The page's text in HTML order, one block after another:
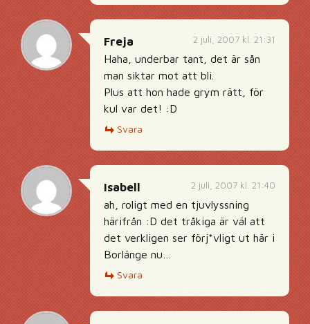
2 juli, 2007 kl. 21:31
Freja
Haha, underbar tant, det är sån
man siktar mot att bli.
Plus att hon hade grym rätt, för
kul var det! :D
Svara
2 juli, 2007 kl. 21:40
Isabell
ah, roligt med en tjuvlyssning
härifrån :D det tråkiga är väl att
det verkligen ser förj*vligt ut här i
Borlänge nu…
Svara